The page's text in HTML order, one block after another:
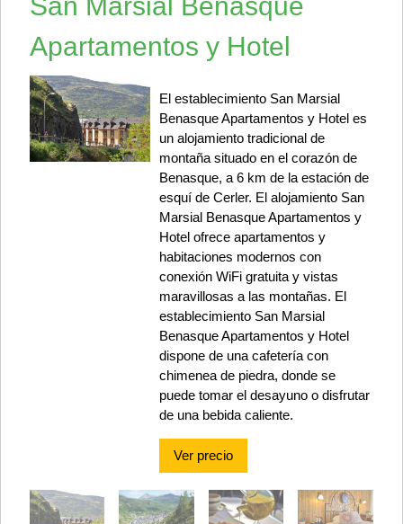
San Marsial Benasque
Apartamentos y Hotel
El establecimiento San Marsial
Benasque Apartamentos y Hotel es
un alojamiento tradicional de
montaña situado en el corazón de
Benasque, a 6 km de la estación de
esquí de Cerler. El alojamiento San
Marsial Benasque Apartamentos y
Hotel ofrece apartamentos y
habitaciones modernos con
conexión WiFi gratuita y vistas
maravillosas a las montañas. El
establecimiento San Marsial
Benasque Apartamentos y Hotel
dispone de una cafetería con
chimenea de piedra, donde se
puede tomar el desayuno o disfrutar
de una bebida caliente.
Ver precio